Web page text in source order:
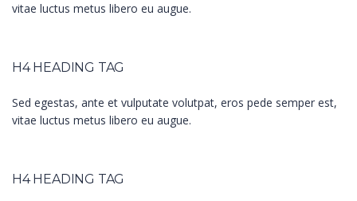
vitae luctus metus libero eu augue.
H4 HEADING TAG
Sed egestas, ante et vulputate volutpat, eros pede semper est,
vitae luctus metus libero eu augue.
H4 HEADING TAG